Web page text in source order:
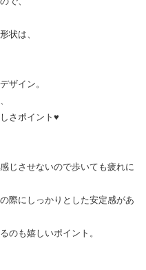
状は、
ザイン。
さポイント♥
じさせないので歩いても疲れに
際にしっかりとした安定感があ
のも嬉しいポイント。